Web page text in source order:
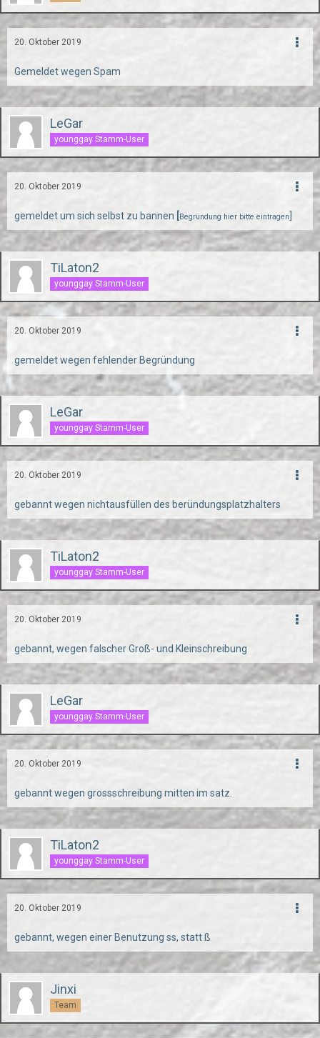
20. Oktober 2019
Gemeldet wegen Spam
LeGar
younggay Stamm-User
20. Oktober 2019
gemeldet um sich selbst zu bannen Begründung hier bitte eintragen
TiLaton2
younggay Stamm-User
20. Oktober 2019
gemeldet wegen fehlender Begründung
LeGar
younggay Stamm-User
20. Oktober 2019
gebannt wegen nichtausfüllen des beründungsplatzhalters
TiLaton2
younggay Stamm-User
20. Oktober 2019
gebannt, wegen falscher Groß- und Kleinschreibung
LeGar
younggay Stamm-User
20. Oktober 2019
gebannt wegen grossschreibung mitten im satz.
TiLaton2
younggay Stamm-User
20. Oktober 2019
gebannt, wegen einer Benutzung ss, statt ß
Jinxi
Team